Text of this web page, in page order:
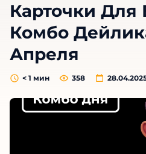
Карточки
Комбо
Апреля
< 1 мин 358